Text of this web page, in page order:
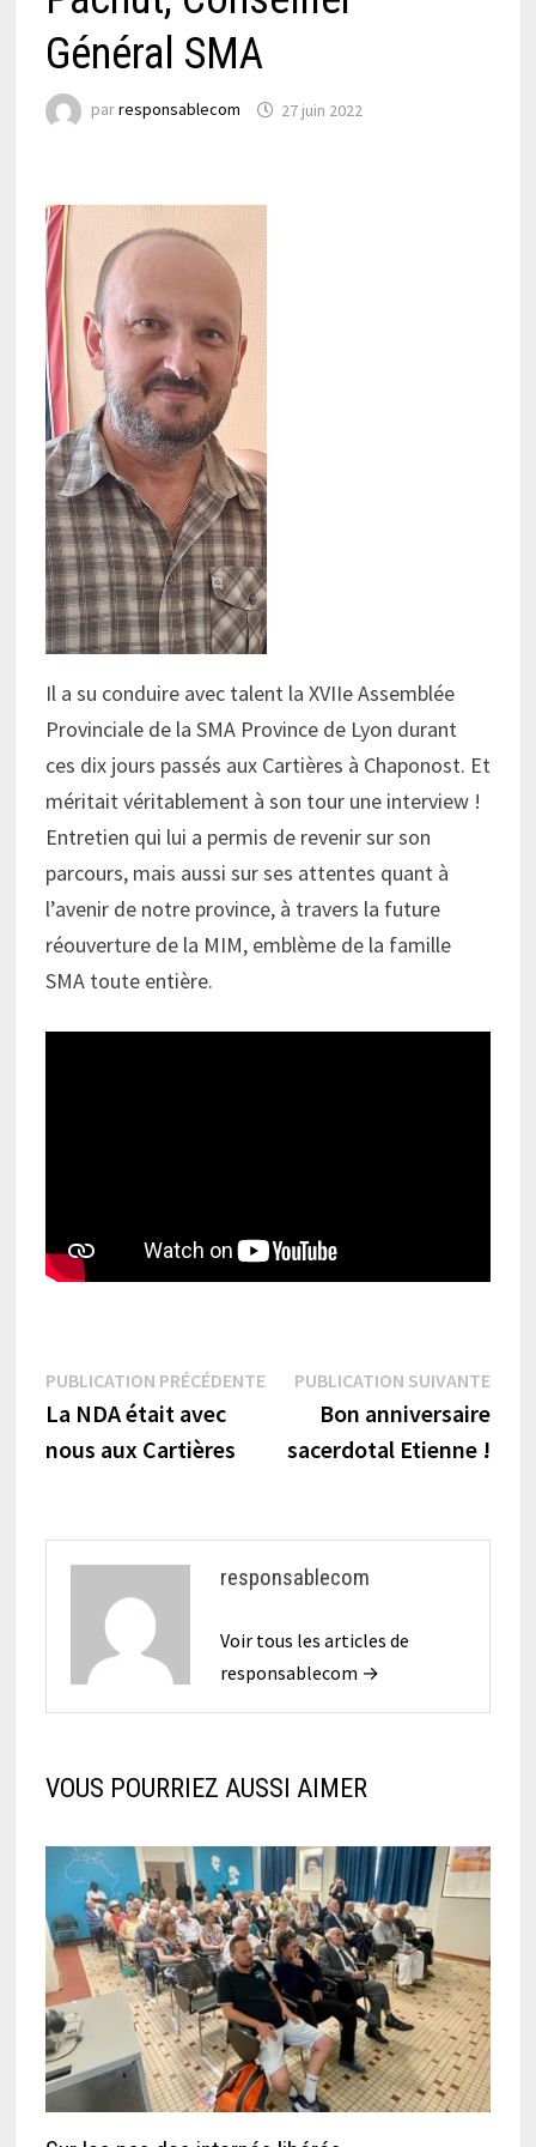
Général SMA
parresponsablecom 27 juin 2022
Il a su conduire avec talent la XVIIe Assemblée
Provinciale de la SMA Province de Lyon durant
ces dix jours passés aux Cartières à Chaponost. Et
méritait véritablement à son tour une interview !
Entretien qui lui a permis de revenir sur son
parcours, mais aussi sur ses attentes quant à
l’avenir de notre province, à travers la future
réouverture de la MIM, emblème de la famille
SMA toute entière.
Navigation
de
PUBLICATION PRÉCÉDENTEPublication
précédente :
La NDA était avec
nous aux Cartières
PUBLICATION SUIVANTE
Bon anniversaire
sacerdotal Etienne !
responsablecom
Voir tous les articles de
responsablecom →
VOUS POURRIEZ AUSSI AIMER